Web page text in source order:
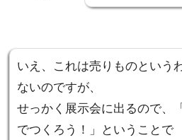
いえ、これは売りものという
ないのですが、
せっかく展示会に出るので、
でつくろう！」ということで